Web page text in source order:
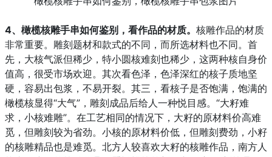
4、 橄榄核雕手串如何鉴别， 看作品的材质。 核雕作品的材质
非常重要。雕刻题材和款式的不同，而所选材料也不同。首
先，大核气派但稀少，特小圆核难刻也稀少，这两种核自身价
值高，很受市场欢迎。其次看色泽，色泽深红的核子质地坚
硬，容易出包浆，不易开裂。其三，看核子是否饱满，饱满的
橄榄核显得“大气”，雕刻成品后给人一种悦目感。“大籽难
求，小核难雕”。在工艺相同的情况下，大籽的原材料价高难
觅，但雕刻较为省劲。小核的原材料价低，但雕刻费劲，小籽
的核雕精品也是难觅。北方人较喜欢大籽的核雕作品，南方人